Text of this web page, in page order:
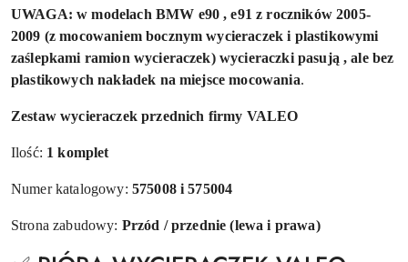
UWAGA: w modelach BMW e90 , e91 z roczników 2005-
2009 (z mocowaniem bocznym wycieraczek i plastikowymi
zaślepkami ramion wycieraczek) wycieraczki pasują , ale bez
plastikowych nakładek na miejsce mocowania.
Zestaw wycieraczek przednich firmy VALEO
Ilość: 1 komplet
Numer katalogowy: 575008 i 575004
Strona zabudowy: Przód / przednie (lewa i prawa)